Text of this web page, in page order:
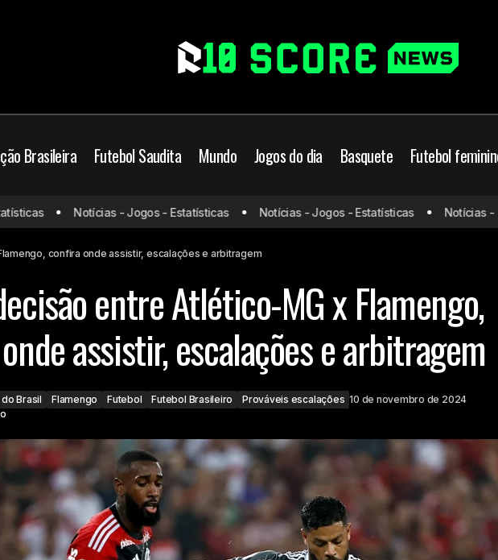
Brasileira Futebol Saudita Mundo Jogos do dia Basquete Futebol
Atlético-MG Copa do Brasil Flamengo
Futebol
Futebol Brasileiro
Prováveis escalações
Dia de decisão entre Atlético-MG x
onde assistir, escalações e
Notícias - Jogos - Estatísticas Notícias - Jogos - Estatísticas Notícias -
confira onde assistir, escalações e arbitragem
entre Atlético-MG x Flamengo,
assistir, escalações e arbitragem
Brasil Flamengo Futebol Futebol Brasileiro Prováveis escalações 10 de novembro de 2024